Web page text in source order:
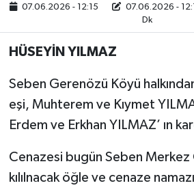
07.06.2026 - 12:15 07.06.2026 -
Dk
HÜSEYİN YILMAZ
Seben Gerenözü Köyü halkından
eşi, Muhterem ve Kıymet
Erdem ve Erkhan YILMAZ’ ın
Cenazesi bugün Seben Merkez
kılılnacak öğle ve cenaze